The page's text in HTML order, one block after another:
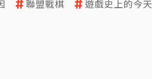
聯盟戰棋 遊戲史上的今天